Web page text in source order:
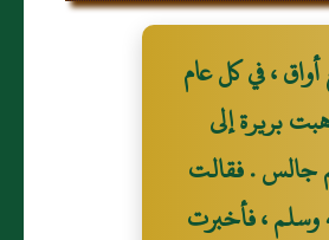
، في كل عام
بريرة إلى
جالس . فقالت
وسلم ، فأخبرت